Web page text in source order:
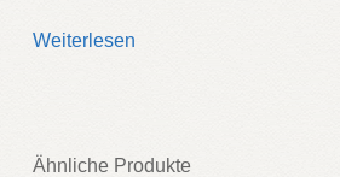
Weiterlesen
Ähnliche Produkte